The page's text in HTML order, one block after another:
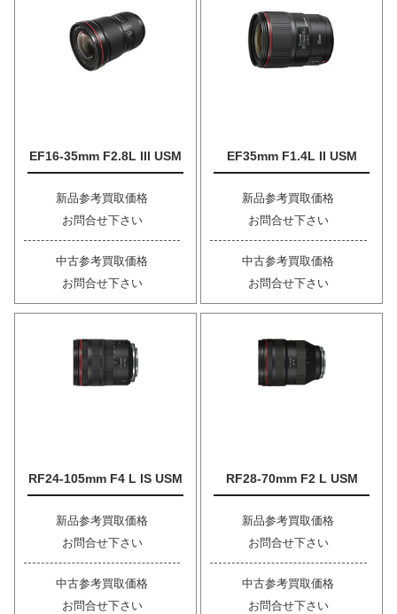
EF16-35mm F2.8L III USM
新品参考買取価格
お問合せ下さい
中古参考買取価格
お問合せ下さい
EF35mm F1.4L II USM
新品参考買取価格
お問合せ下さい
中古参考買取価格
お問合せ下さい
RF24-105mm F4 L IS USM
新品参考買取価格
お問合せ下さい
中古参考買取価格
お問合せ下さい
RF28-70mm F2 L USM
新品参考買取価格
お問合せ下さい
中古参考買取価格
お問合せ下さい